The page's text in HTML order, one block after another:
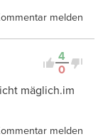
melden
4
0
mäglich.im
melden